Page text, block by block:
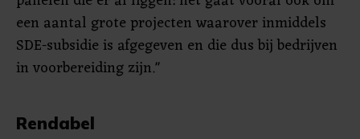
een aantal grote projecten waarover inmiddels
SDE-subsidie is afgegeven en die dus bij bedrijven
in voorbereiding zijn."
Rendabel